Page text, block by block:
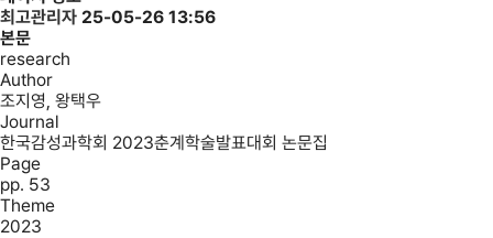
최고관리자 25-05-26 13:56
본문
research
Author
조지영, 왕택우
Journal
한국감성과학회 2023춘계학술발표대회 논문집
Page
pp. 53
Theme
2023